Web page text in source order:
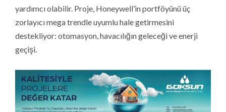
yardımcı olabilir. Proje, Honeywell’in portföyünü üç
zorlayıcı mega trendle uyumlu hale getirmesini
destekliyor: otomasyon, havacılığın geleceği ve enerji
geçişi.